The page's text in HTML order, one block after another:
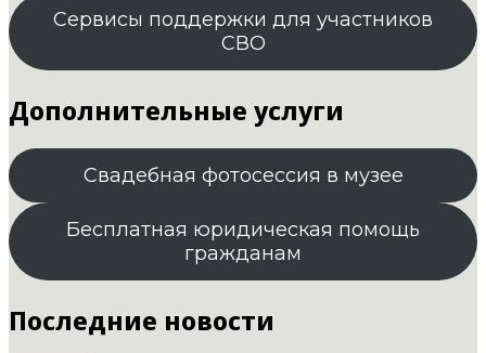
Сервисы поддержки для участников
СВО
Дополнительные услуги
Свадебная фотосессия в музее
Бесплатная юридическая помощь
гражданам
Последние новости